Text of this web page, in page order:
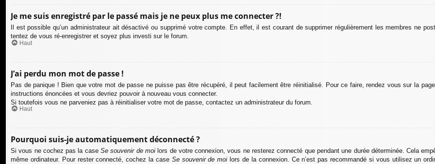
Je me suis enregistré par le passé mais je ne peux plus me connecter ?!
Il est possible qu’un administrateur ait désactivé ou supprimé votre compte. En effet, il est courant de supprimer régulièrement les membres ne
tentez de vous ré-enregistrer et soyez plus investi sur le forum.
Haut
J’ai perdu mon mot de passe !
Pas de panique ! Bien que votre mot de passe ne puisse pas être récupéré, il peut facilement être réinitialisé. Pour ce faire, rendez vous sur la
instructions énoncées et vous devriez pouvoir à nouveau vous connecter.
Si toutefois vous ne parveniez pas à réinitialiser votre mot de passe, contactez un administrateur du forum.
Haut
Pourquoi suis-je automatiquement déconnecté ?
Si vous ne cochez pas la caseSe souvenir de moi lors de votre connexion, vous ne resterez connecté que pendant une durée déterminée. Cela
même ordinateur. Pour rester connecté, cochez la case Se souvenir de moi lors de la connexion. Ce n’est pas recommandé si vous utilisez un